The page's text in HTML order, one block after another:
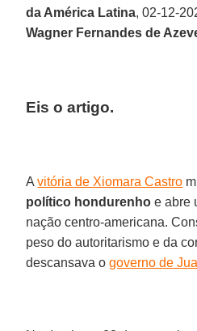
da América Latina, 02-12-
Wagner Fernandes de
Eis o artigo.
Avitória de Xiomara Castro
político hondurenho e abre
nação centro-americana.
peso do autoritarismo e da
descansava ogoverno de